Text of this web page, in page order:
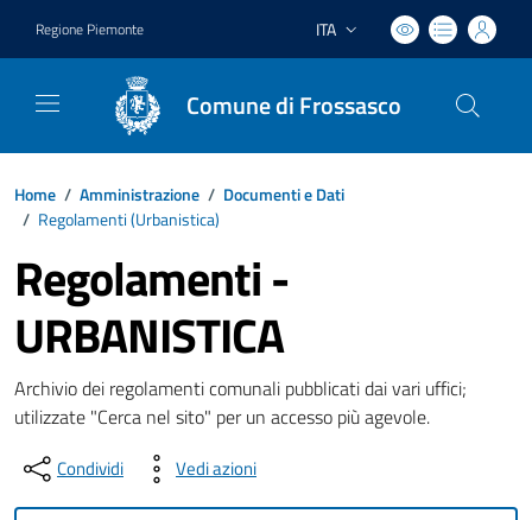
Regione Piemonte Lingua attiva:
ITA
Comune di Frossasco
Home / Amministrazione / Documenti e Dati
/ Regolamenti (Urbanistica)
Regolamenti -
URBANISTICA
Archivio dei regolamenti comunali pubblicati dai vari uffici;
utilizzate "Cerca nel sito" per un accesso più agevole.
Condividi Vedi azioni